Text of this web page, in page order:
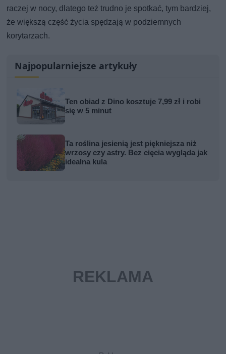
raczej w nocy, dlatego też trudno je spotkać, tym bardziej,
że większą część życia spędzają w podziemnych
korytarzach.
Najpopularniejsze artykuły
Ten obiad z Dino kosztuje 7,99 zł i robi
się w 5 minut
Ta roślina jesienią jest piękniejsza niż
wrzosy czy astry. Bez cięcia wygląda jak
idealna kula